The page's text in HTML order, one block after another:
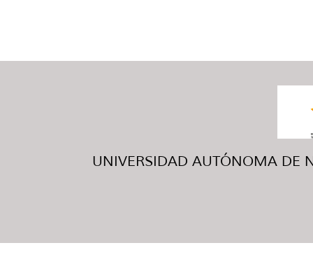
UNIVERSIDAD AUTÓNOMA DE